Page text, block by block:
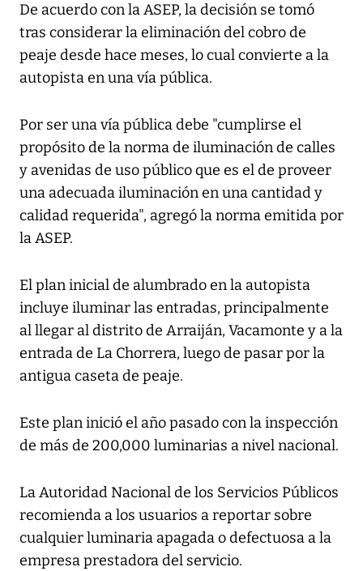
De acuerdo con la ASEP, la decisión se tomó
tras considerar la eliminación del cobro de
peaje desde hace meses, lo cual convierte a la
autopista en una vía pública.
Por ser una vía pública debe "cumplirse el
propósito de la norma de iluminación de calles
y avenidas de uso público que es el de proveer
una adecuada iluminación en una cantidad y
calidad requerida", agregó la norma emitida por
la ASEP.
El plan inicial de alumbrado en la autopista
incluye iluminar las entradas, principalmente
al llegar al distrito de Arraiján, Vacamonte y a la
entrada de La Chorrera, luego de pasar por la
antigua caseta de peaje.
Este plan inició el año pasado con la inspección
de más de 200,000 luminarias a nivel nacional.
La Autoridad Nacional de los Servicios Públicos
recomienda a los usuarios a reportar sobre
cualquier luminaria apagada o defectuosa a la
empresa prestadora del servicio.